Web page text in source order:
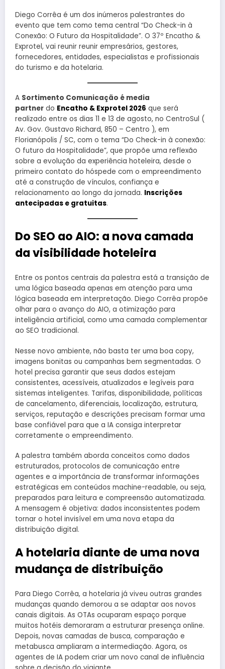
Diego Corrêa é um dos inúmeros palestrantes do
evento que tem como tema central “Do Check-in à
Conexão: O Futuro da Hospitalidade”. O 37º Encatho &
Exprotel, vai reunir reunir empresários, gestores,
fornecedores, entidades, especialistas e profissionais
do turismo e da hotelaria.
A Sortimento Comunicação é media
partner do Encatho & Exprotel 2026 que será
realizado entre os dias 11 e 13 de agosto, no CentroSul (
Av. Gov. Gustavo Richard, 850 – Centro ), em
Florianópolis / SC, com o tema “Do Check-in à conexão:
O futuro da Hospitalidade”, que propõe uma reflexão
sobre a evolução da experiência hoteleira, desde o
primeiro contato do hóspede com o empreendimento
até a construção de vínculos, confiança e
relacionamento ao longo da jornada. Inscrições
antecipadas e gratuitas.
Do SEO ao AIO: a nova camada
da visibilidade hoteleira
Entre os pontos centrais da palestra está a transição de
uma lógica baseada apenas em atenção para uma
lógica baseada em interpretação. Diego Corrêa propõe
olhar para o avanço do AIO, a otimização para
inteligência artificial, como uma camada complementar
ao SEO tradicional.
Nesse novo ambiente, não basta ter uma boa copy,
imagens bonitas ou campanhas bem segmentadas. O
hotel precisa garantir que seus dados estejam
consistentes, acessíveis, atualizados e legíveis para
sistemas inteligentes. Tarifas, disponibilidade, políticas
de cancelamento, diferenciais, localização, estrutura,
serviços, reputação e descrições precisam formar uma
base confiável para que a IA consiga interpretar
corretamente o empreendimento.
A palestra também aborda conceitos como dados
estruturados, protocolos de comunicação entre
agentes e a importância de transformar informações
estratégicas em conteúdos machine-readable, ou seja,
preparados para leitura e compreensão automatizada.
A mensagem é objetiva: dados inconsistentes podem
tornar o hotel invisível em uma nova etapa da
distribuição digital.
A hotelaria diante de uma nova
mudança de distribuição
Para Diego Corrêa, a hotelaria já viveu outras grandes
mudanças quando demorou a se adaptar aos novos
canais digitais. As OTAs ocuparam espaço porque
muitos hotéis demoraram a estruturar presença online.
Depois, novas camadas de busca, comparação e
metabusca ampliaram a intermediação. Agora, os
agentes de IA podem criar um novo canal de influência